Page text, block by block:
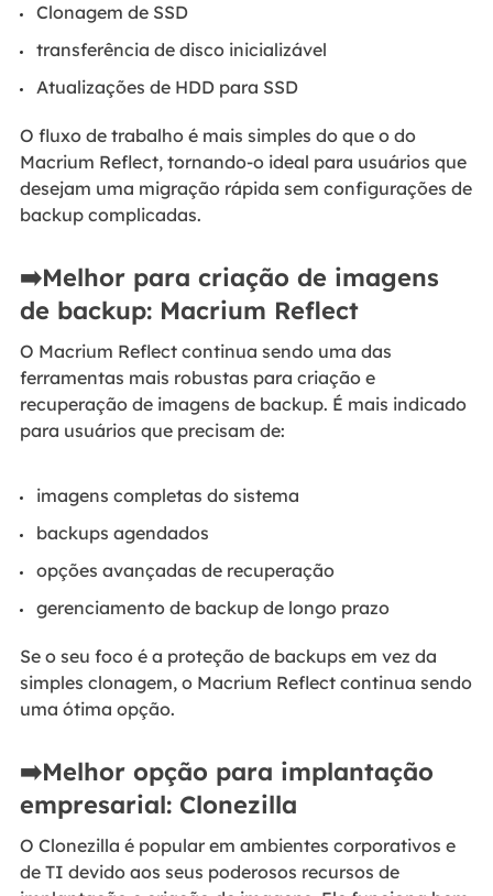
Clonagem de SSD
transferência de disco inicializável
Atualizações de HDD para SSD
O fluxo de trabalho é mais simples do que o do
Macrium Reflect, tornando-o ideal para usuários que
desejam uma migração rápida sem configurações de
backup complicadas.
➡️Melhor para criação de imagens
de backup: Macrium Reflect
O Macrium Reflect continua sendo uma das
ferramentas mais robustas para criação e
recuperação de imagens de backup. É mais indicado
para usuários que precisam de:
imagens completas do sistema
backups agendados
opções avançadas de recuperação
gerenciamento de backup de longo prazo
Se o seu foco é a proteção de backups em vez da
simples clonagem, o Macrium Reflect continua sendo
uma ótima opção.
➡️Melhor opção para implantação
empresarial: Clonezilla
O Clonezilla é popular em ambientes corporativos e
de TI devido aos seus poderosos recursos de